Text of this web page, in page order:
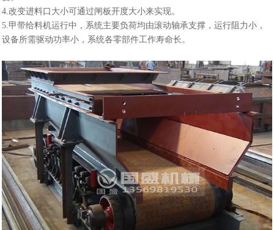
4.改变进料口大小可通过闸板开度大小来实现。
5.甲带给料机运行中，系统主要负荷均由滚动轴承支撑，运行阻力小，
设备所需驱动功率小，系统各零部件工作寿命长。